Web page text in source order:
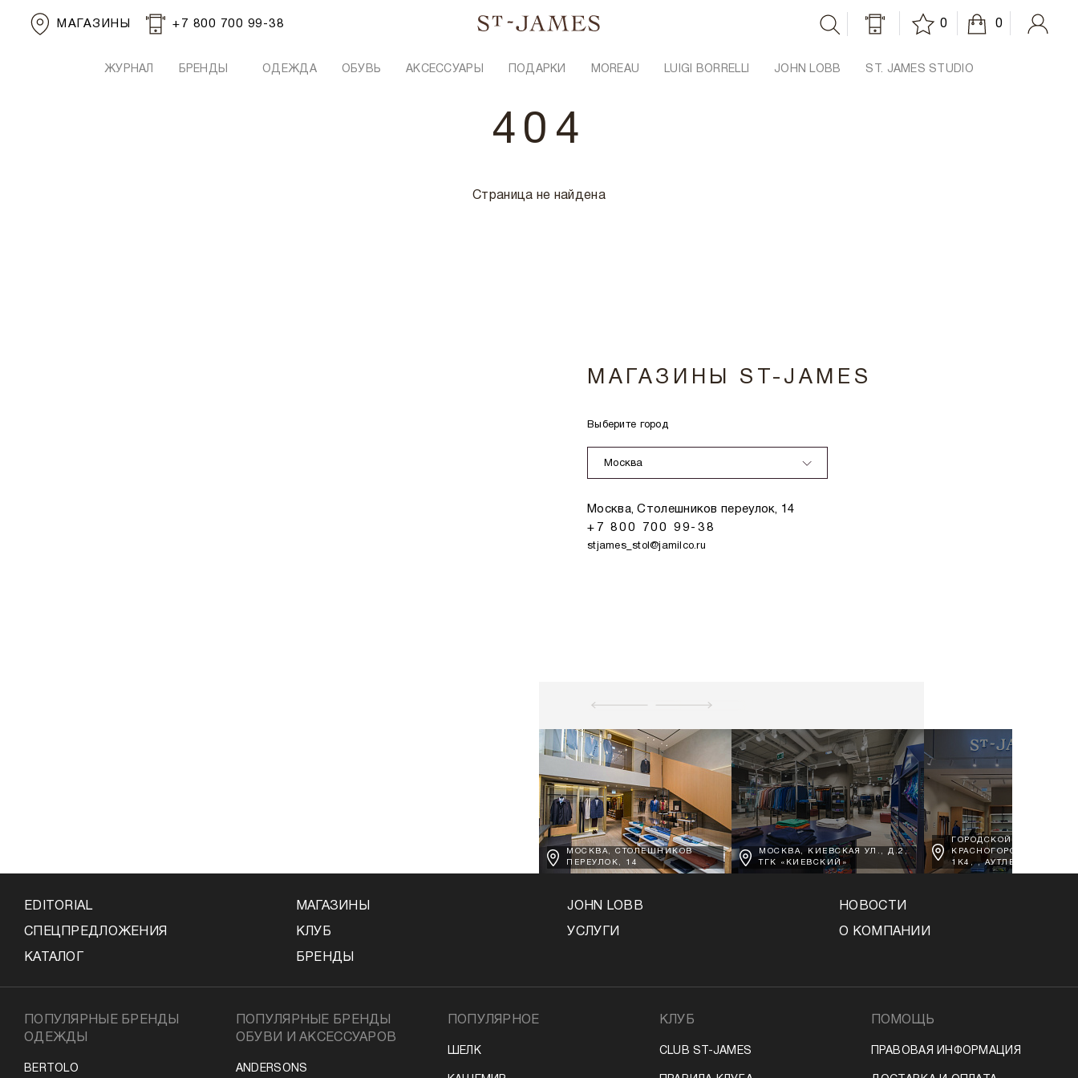
МАГАЗИНЫ +7 800 700 99-38 0 0
ЖУРНАЛ БРЕНДЫ ОДЕЖДА ОБУВЬ АКСЕССУАРЫ ПОДАРКИ MOREAU LUIGI BORRELLI JOHN LOBB ST. JAMES STUDIO
404
Страница не найдена
МАГАЗИНЫ ST-JAMES
Выберите город
Москва
Москва, Столешников переулок, 14
+7 800 700 99-38
stjames_stol@jamilco.ru
МОСКВА, СТОЛЕШНИКОВ
ПЕРЕУЛОК, 14
МОСКВА, КИЕВСКАЯ УЛ., Д.2,
ТГК «КИЕВСКИЙ»
ГОРОДСКОЙ ОКРУГ
КРАСНОГОРСК, Д.
1К4, , АУТЛЕТ
EDITORIAL МАГАЗИНЫ JOHN LOBB НОВОСТИ
СПЕЦПРЕДЛОЖЕНИЯ КЛУБ УСЛУГИ О КОМПАНИИ
КАТАЛОГ БРЕНДЫ
ПОПУЛЯРНЫЕ БРЕНДЫ
ОДЕЖДЫ
BERTOLO
ПОПУЛЯРНЫЕ БРЕНДЫ
ОБУВИ И АКСЕССУАРОВ
ANDERSONS
ПОПУЛЯРНОЕ
ШЕЛК
КЛУБ
CLUB ST-JAMES
ПОМОЩЬ
ПРАВОВАЯ ИНФОРМАЦИЯ